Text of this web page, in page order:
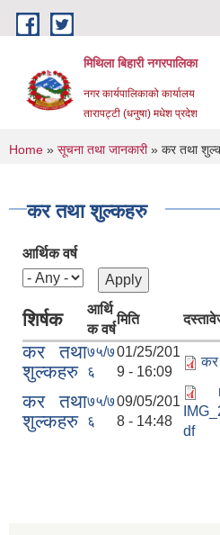
Skip to main content
मिथिला बिहारी नगरपालिका
नगर कार्यपालिकाको कार्यालय
तारापट्टी (धनुषा) मधेश प्रदेश
You are here
Home » सूचना तथा जानकारी» कर तथा
कर तथा शुल्कहरु
आर्थिक वर्ष
शिर्षक
आर्थि
क वर्ष
मिति
कर तथा
शुल्कहरु
७५/७
६
01/25/201
9 - 16:09
कर
कर तथा
शुल्कहरु
७५/७
६
09/05/201
8 - 14:48
df